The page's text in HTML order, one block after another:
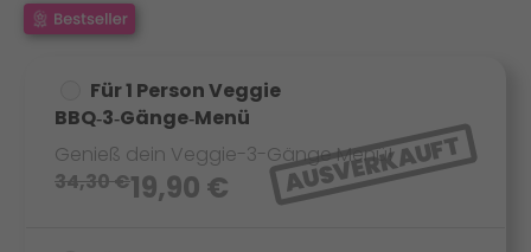
Für 1 Person Veggie
BBQ‑3‑Gänge‑Menü
Genieß dein Veggie-3-Gänge Menü!
34,30€19,90 € AUSVERKAUFT